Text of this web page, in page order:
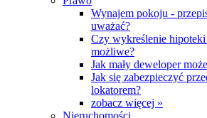
Wynajem pokoju -
uważać?
Czy wykreślenie
możliwe?
Jak mały deweloper
Jak się zabezpieczyć
lokatorem?
zobacz więcej »
Nieruchomości